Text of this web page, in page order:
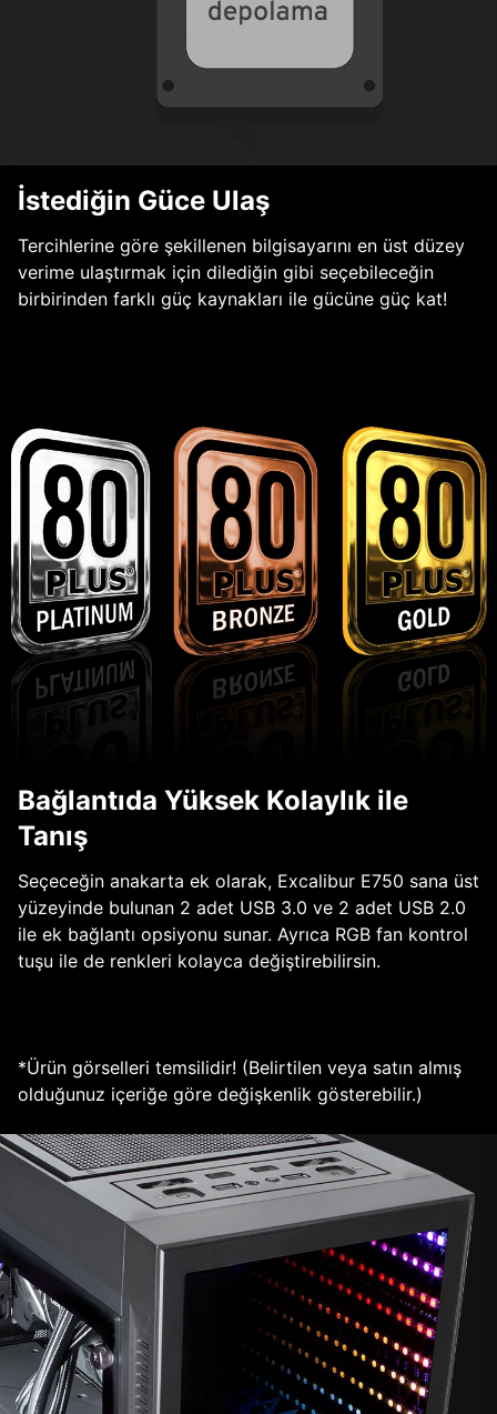
İstediğin Güce Ulaş
Tercihlerine göre şekillenen bilgisayarını en üst düzey
verime ulaştırmak için dilediğin gibi seçebileceğin
birbirinden farklı güç kaynakları ile gücüne güç kat!
Bağlantıda Yüksek Kolaylık ile
Tanış
Seçeceğin anakarta ek olarak, Excalibur E750 sana üst
yüzeyinde bulunan 2 adet USB 3.0 ve 2 adet USB 2.0
ile ek bağlantı opsiyonu sunar. Ayrıca RGB fan kontrol
tuşu ile de renkleri kolayca değiştirebilirsin.
*Ürün görselleri temsilidir! (Belirtilen veya satın almış
olduğunuz içeriğe göre değişkenlik gösterebilir.)